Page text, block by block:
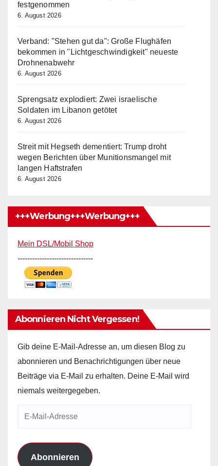
festgenommen
6. August 2026
Verband: "Stehen gut da": Große Flughäfen
bekommen in "Lichtgeschwindigkeit" neueste
Drohnenabwehr
6. August 2026
Sprengsatz explodiert: Zwei israelische
Soldaten im Libanon getötet
6. August 2026
Streit mit Hegseth dementiert: Trump droht
wegen Berichten über Munitionsmangel mit
langen Haftstrafen
6. August 2026
+++Werbung+++Werbung+++
Mein DSL/Mobil Shop
-------------------------------
Abonnieren Nicht Vergessen!
Gib deine E-Mail-Adresse an, um diesen Blog zu
abonnieren und Benachrichtigungen über neue
Beiträge via E-Mail zu erhalten. Deine E-Mail wird
niemals weitergegeben.
Abonnieren